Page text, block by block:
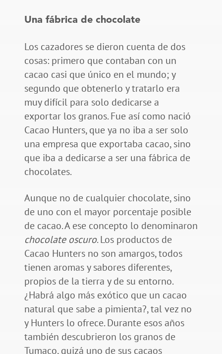
Una fábrica de chocolate
Los cazadores se dieron cuenta de dos
cosas: primero que contaban con un
cacao casi que único en el mundo; y
segundo que obtenerlo y tratarlo era
muy difícil para solo dedicarse a
exportar los granos. Fue así como nació
Cacao Hunters, que ya no iba a ser solo
una empresa que exportaba cacao, sino
que iba a dedicarse a ser una fábrica de
chocolates.
Aunque no de cualquier chocolate, sino
de uno con el mayor porcentaje posible
de cacao. A ese concepto lo denominaron
chocolate oscuro. Los productos de
Cacao Hunters no son amargos, todos
tienen aromas y sabores diferentes,
propios de la tierra y de su entorno.
¿Habrá algo más exótico que un cacao
natural que sabe a pimienta?, tal vez no
y Hunters lo ofrece. Durante esos años
también descubrieron los granos de
Tumaco, quizá uno de sus cacaos